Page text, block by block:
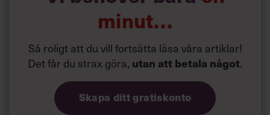
minut…
Så roligt att du vill fortsätta läsa våra artiklar!
Det får du strax göra, utan att betala något.
Skapa ditt gratiskonto